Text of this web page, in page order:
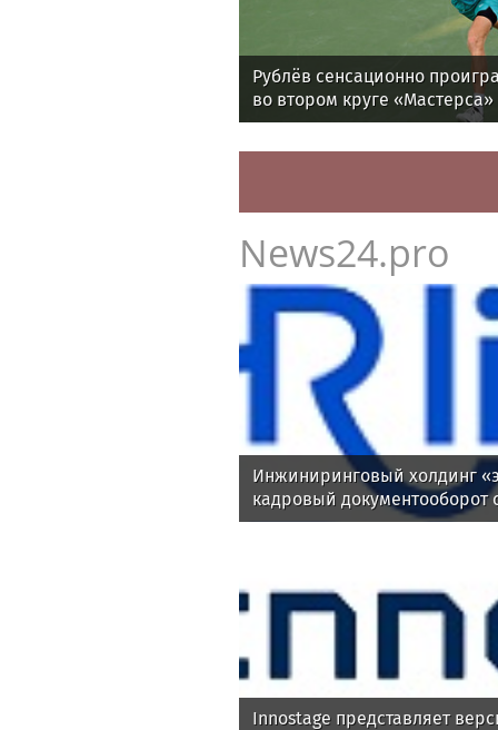
Рублёв сенсационно
во втором круге
News24.pro
Инжиниринговый холдинг
кадровый
Innostage представляет